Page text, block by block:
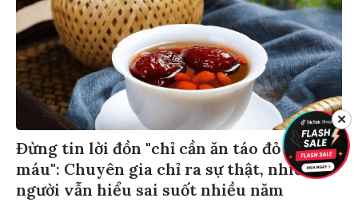
Đừng tin lời đồn "chỉ cần ăn táo đỏ là bổ
máu": Chuyên gia chỉ ra sự thật, nhiều
người vẫn hiểu sai suốt nhiều năm
✕